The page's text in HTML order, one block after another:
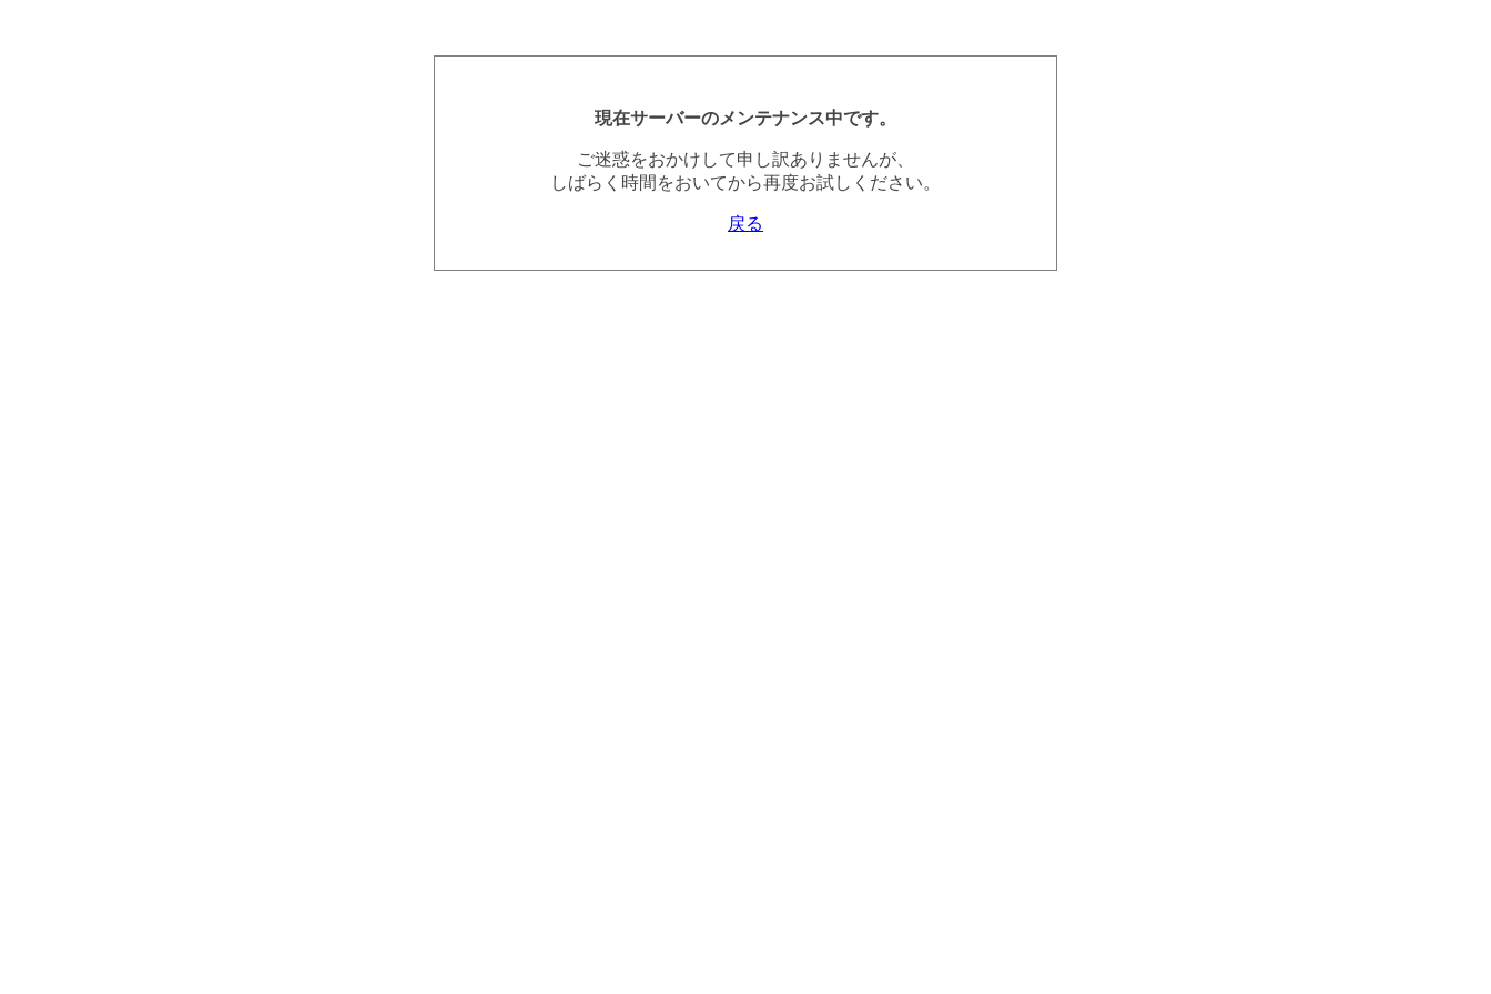
現在サーバーのメンテナンス中です。
ご迷惑をおかけして申し訳ありませんが、
しばらく時間をおいてから再度お試しください。
戻る